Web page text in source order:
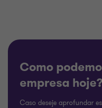
Como
empresa hoje?
Caso deseje aprofundar